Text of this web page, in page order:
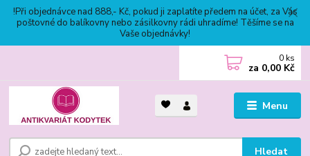
!Při objednávce nad 888,- Kč, pokud ji zaplatíte předem na účet, za Vás
poštovné do balíkovny nebo zásilkovny rádi uhradíme! Těšíme se na
Vaše objednávky!
Menu
Hledat
0 ks
za 0,00 Kč